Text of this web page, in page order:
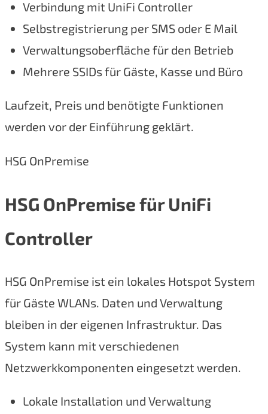
Verbindung mit UniFi Controller
Selbstregistrierung per SMS oder E Mail
Verwaltungsoberfläche für den Betrieb
Mehrere SSIDs für Gäste, Kasse und Büro
Laufzeit, Preis und benötigte Funktionen
werden vor der Einführung geklärt.
HSG OnPremise
HSG OnPremise für UniFi
Controller
HSG OnPremise ist ein lokales Hotspot System
für Gäste WLANs. Daten und Verwaltung
bleiben in der eigenen Infrastruktur. Das
System kann mit verschiedenen
Netzwerkkomponenten eingesetzt werden.
Lokale Installation und Verwaltung